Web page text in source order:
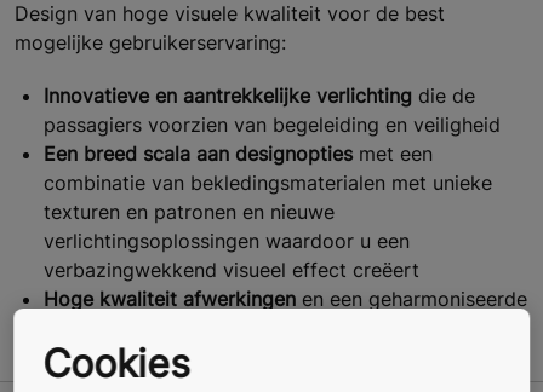
Design van hoge visuele kwaliteit voor de best
mogelijke gebruikerservaring:
Innovatieve en aantrekkelijke verlichting die de
passagiers voorzien van begeleiding en veiligheid
Een breed scala aan designopties met een
combinatie van bekledingsmaterialen met unieke
texturen en patronen en nieuwe
verlichtingsoplossingen waardoor u een
verbazingwekkend visueel effect creëert
Hoge kwaliteit afwerkingen en een geharmoniseerde
Cookies